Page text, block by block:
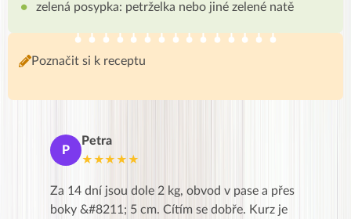
zelená posypka: petrželka nebo jiné zelené natě
Poznačit si k receptu
P
Petra
★★★★★
Za 14 dní jsou dole 2 kg, obvod v pase a přes
boky &#8211; 5 cm. Cítím se dobře. Kurz je